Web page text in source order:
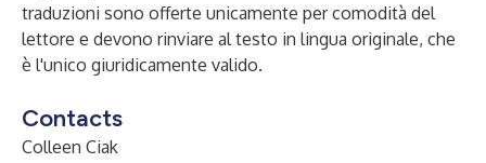
traduzioni sono offerte unicamente per comodità del
lettore e devono rinviare al testo in lingua originale, che
è l'unico giuridicamente valido.
Contacts
Colleen Ciak